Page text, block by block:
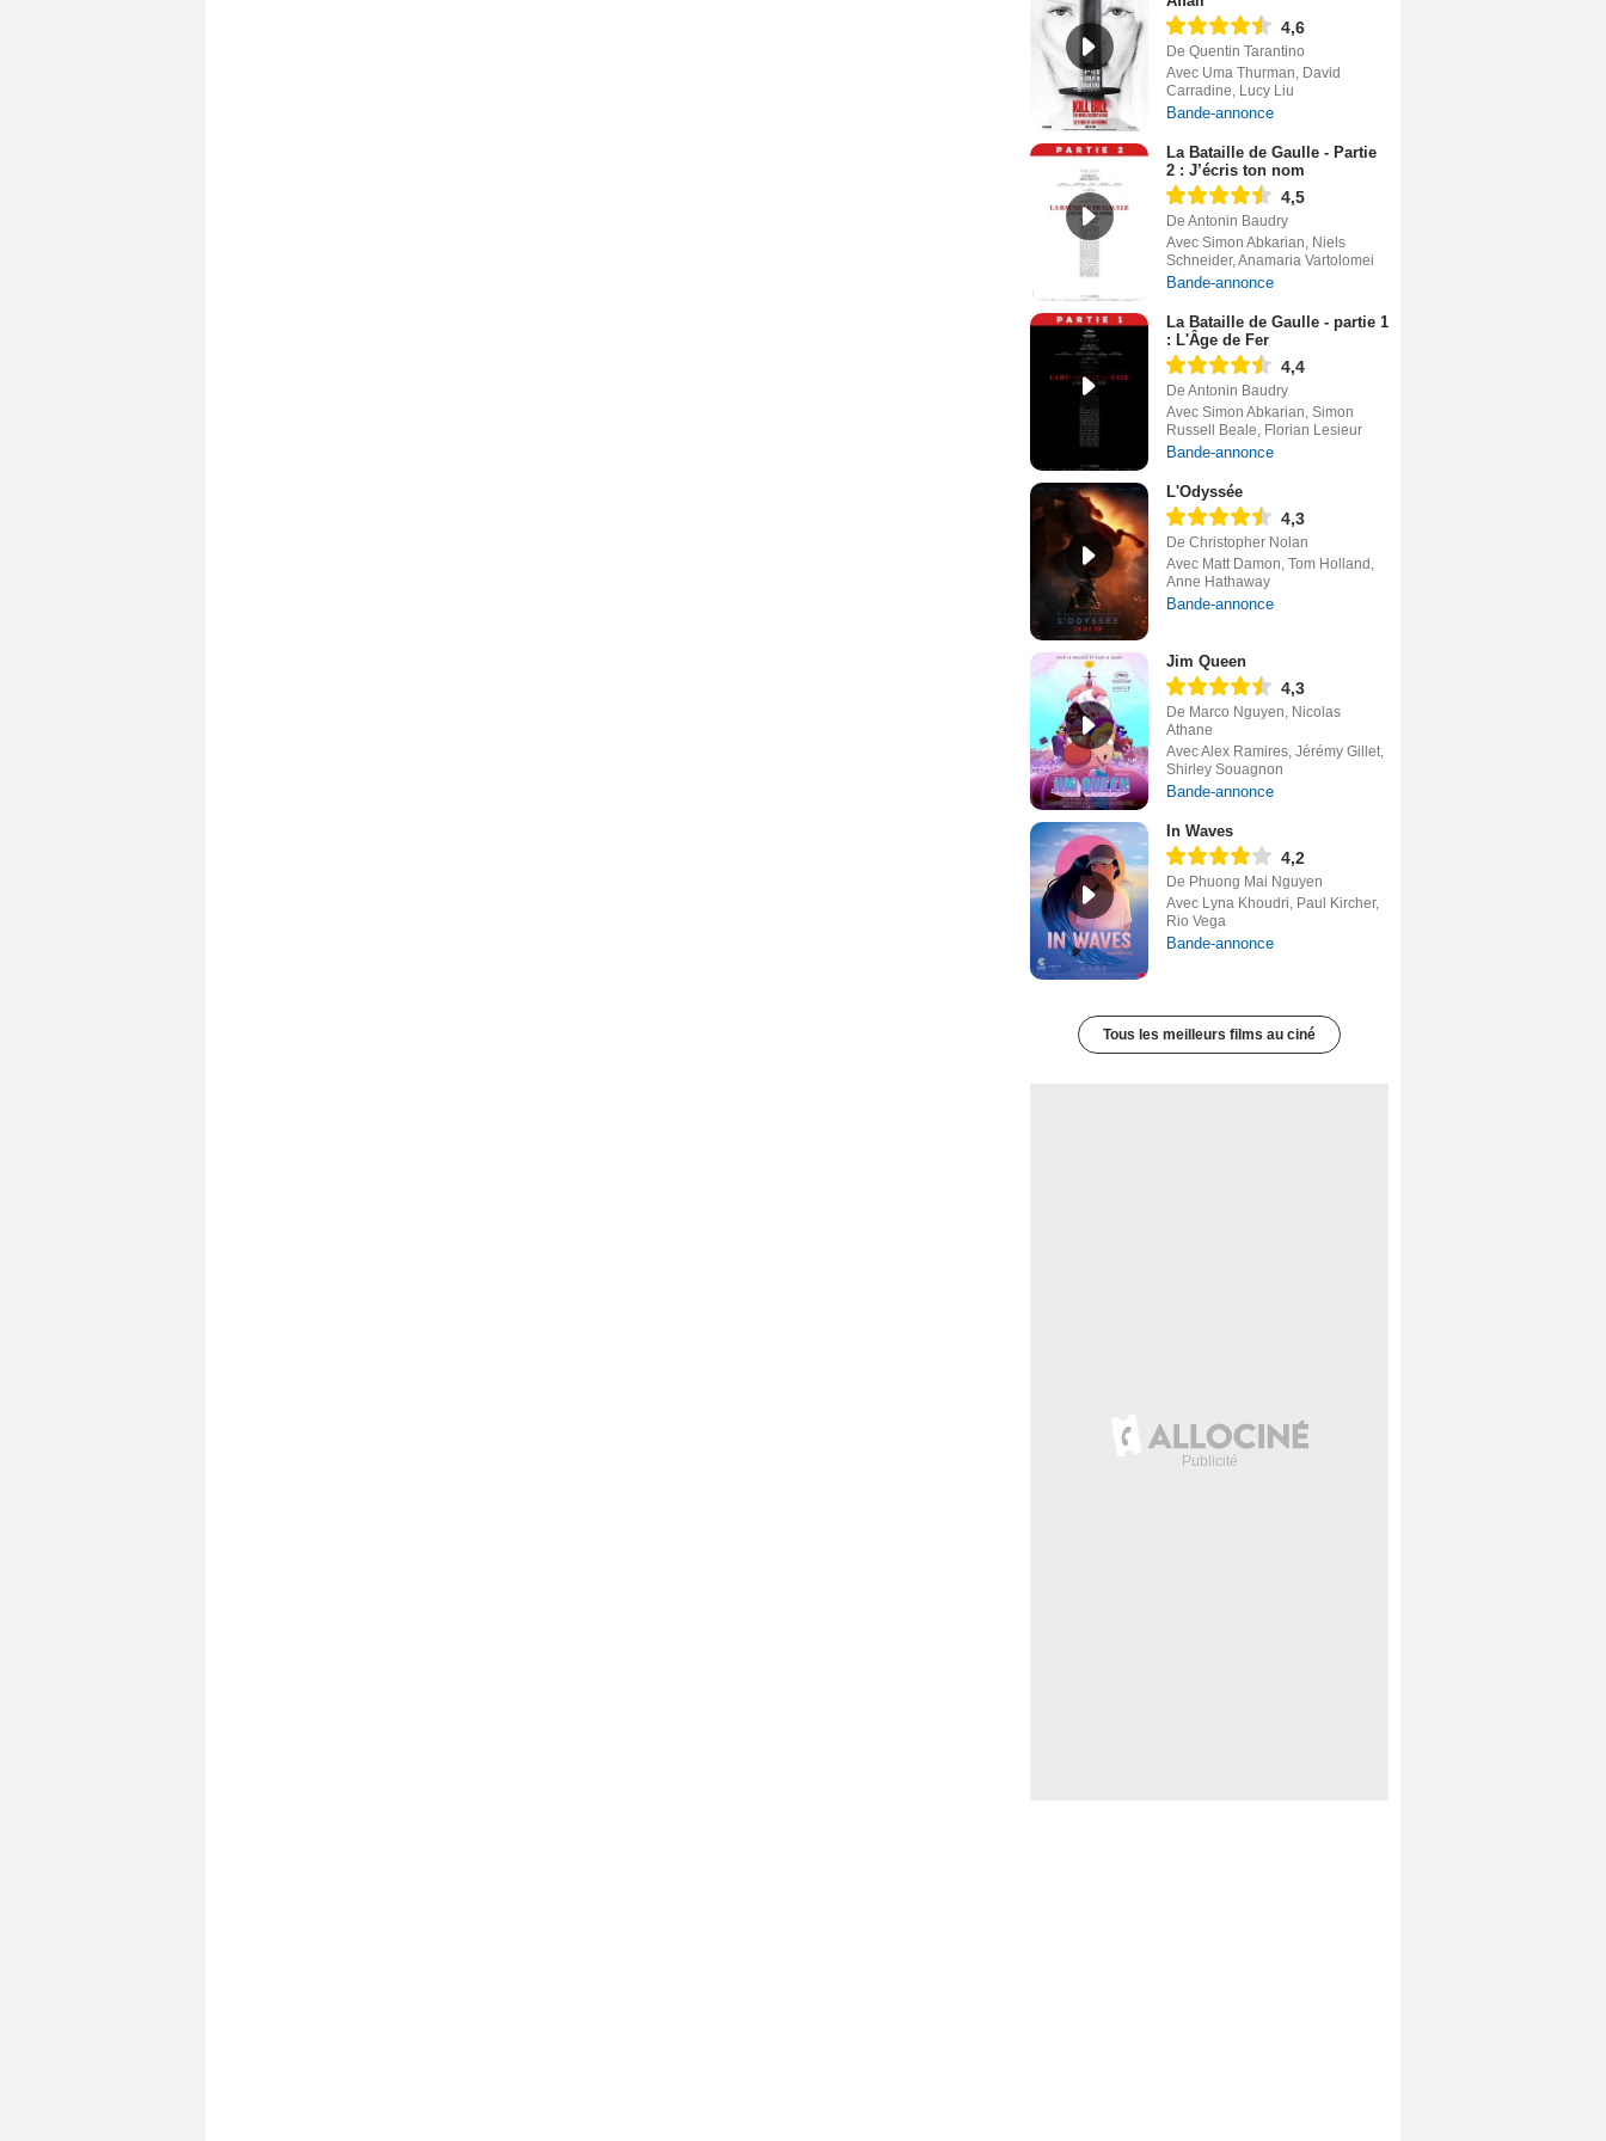
4,6
De Quentin Tarantino
Avec Uma Thurman, David
Carradine, Lucy Liu
Bande-annonce
La Bataille de Gaulle - Partie
2 : J’écris ton nom
4,5
De Antonin Baudry
Avec Simon Abkarian, Niels
Schneider, Anamaria Vartolomei
Bande-annonce
La Bataille de Gaulle - partie 1
: L'Âge de Fer
4,4
De Antonin Baudry
Avec Simon Abkarian, Simon
Russell Beale, Florian Lesieur
Bande-annonce
L'Odyssée
4,3
De Christopher Nolan
Avec Matt Damon, Tom Holland,
Anne Hathaway
Bande-annonce
Jim Queen
4,3
De Marco Nguyen, Nicolas
Athane
Avec Alex Ramires, Jérémy Gillet,
Shirley Souagnon
Bande-annonce
In Waves
4,2
De Phuong Mai Nguyen
Avec Lyna Khoudri, Paul Kircher,
Rio Vega
Bande-annonce
Tous les meilleurs films au ciné